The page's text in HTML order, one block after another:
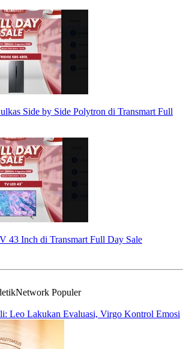
Side by Side Polytron di Transmart Full
43 Inch di Transmart Full Day Sale
Populer
Leo Lakukan Evaluasi, Virgo Kontrol Emosi